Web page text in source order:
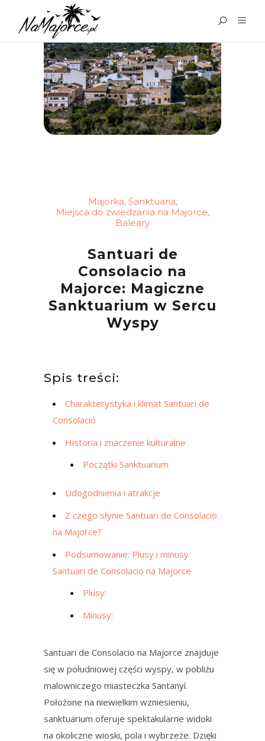
Majorka, Sanktuaria,
Miejsca do zwiedzania na Majorce,
Baleary
Santuari de
Consolacio na
Majorce: Magiczne
Sanktuarium w Sercu
Wyspy
Spis treści:
Charakterystyka i klimat Santuari de
Consolació
Historia i znaczenie kulturalne
Początki Sanktuarium
Udogodnienia i atrakcje
Z czego słynie Santuari de Consolacio
na Majorce?
Podsumowanie: Plusy i minusy
Santuari de Consolacio na Majorce
Plusy:
Minusy:
Santuari de Consolacio na Majorce znajduje
się w południowej części wyspy, w pobliżu
malowniczego miasteczka Santanyí.
Położone na niewielkim wzniesieniu,
sanktuarium oferuje spektakularne widoki
na okoliczne wioski, pola i wybrzeże. Dzięki